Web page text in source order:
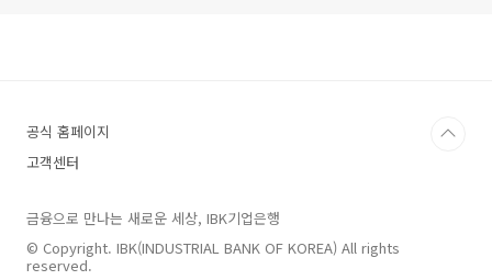
공식 홈페이지
고객센터
금융으로 만나는 새로운 세상, IBK기업은행
© Copyright. IBK(INDUSTRIAL BANK OF KOREA) All rights
reserved.